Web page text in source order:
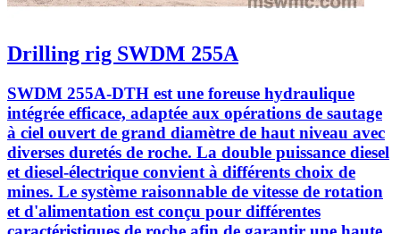
Drilling rig SWDM 255A
SWDM 255A-DTH est une foreuse hydraulique
intégrée efficace, adaptée aux opérations de sautage
à ciel ouvert de grand diamètre de haut niveau avec
diverses duretés de roche. La double puissance diesel
et diesel-électrique convient à différents choix de
mines. Le système raisonnable de vitesse de rotation
et d'alimentation est conçu pour différentes